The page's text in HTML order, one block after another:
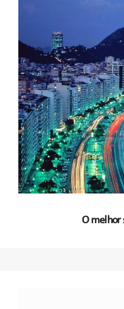
O melhor